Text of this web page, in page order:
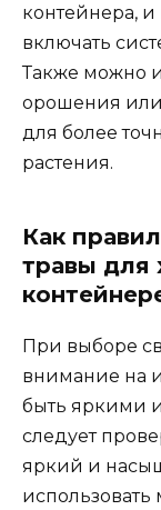
контейнера, и
включать
Также можно
орошения
для более
растения.
Как
травы для
При выборе
внимание на
быть яркими
следует
яркий и